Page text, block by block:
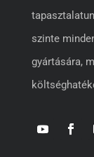
szinte
gyártására,